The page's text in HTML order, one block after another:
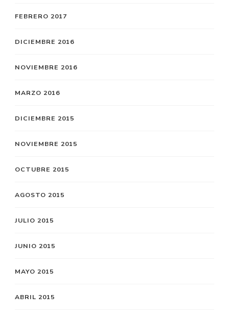
FEBRERO 2017
DICIEMBRE 2016
NOVIEMBRE 2016
MARZO 2016
DICIEMBRE 2015
NOVIEMBRE 2015
OCTUBRE 2015
AGOSTO 2015
JULIO 2015
JUNIO 2015
MAYO 2015
ABRIL 2015